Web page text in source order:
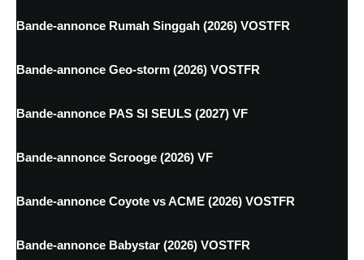
Bande-annonce Rumah Singgah (2026) VOSTFR
Bande-annonce Geo-storm (2026) VOSTFR
Bande-annonce PAS SI SEULS (2027) VF
Bande-annonce Scrooge (2026) VF
Bande-annonce Coyote vs ACME (2026) VOSTFR
Bande-annonce Babystar (2026) VOSTFR